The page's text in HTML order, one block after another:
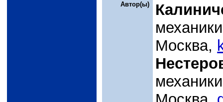
Автор(ы)
Москва,